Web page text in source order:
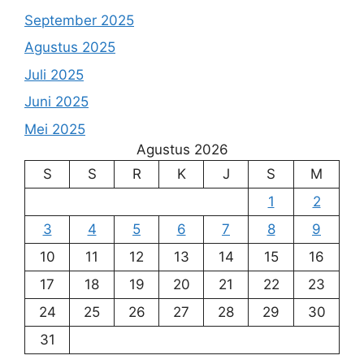
September 2025
Agustus 2025
Juli 2025
Juni 2025
Mei 2025
Agustus 2026
S
S R K J S
M
1
2
3
4 5 6 7 8
9
10
11 12 13 14 15
16
17
18 19 20 21 22
23
24
25 26 27 28 29
30
31